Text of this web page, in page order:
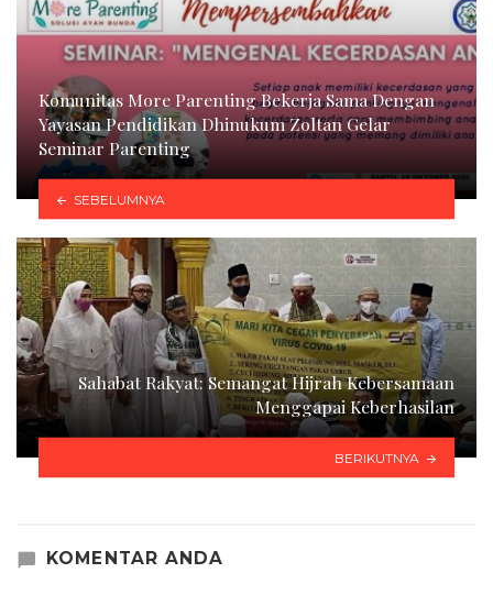
Komunitas More Parenting Bekerja Sama Dengan
Yayasan Pendidikan Dhinukum Zoltan Gelar
Seminar Parenting
SEBELUMNYA
Sahabat Rakyat: Semangat Hijrah Kebersamaan
Menggapai Keberhasilan
BERIKUTNYA
KOMENTAR ANDA